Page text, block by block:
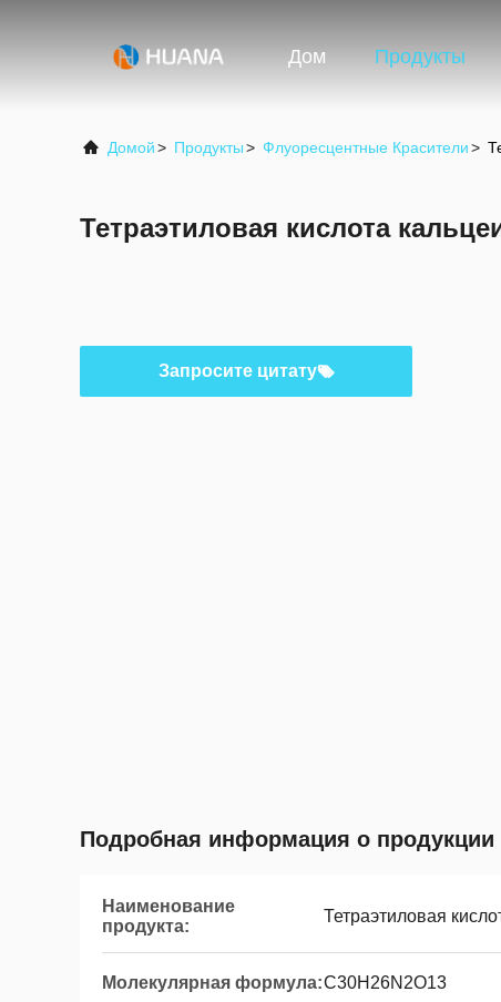
Дом Продукты
Домой> Продукты> Флуоресцентные Красители>
Тетраэтиловая кислота
Запросите цитату
Подробная информация о продукции
Наименование
продукта:
Тетраэтиловая
Молекулярная формула:C30H26N2O13